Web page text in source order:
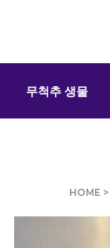
무척추 생물
HOME >